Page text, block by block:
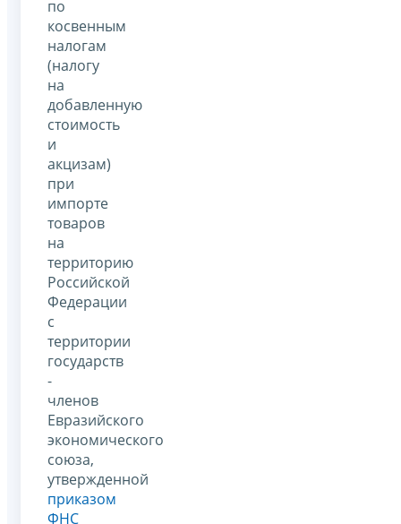
по
косвенным
налогам
(налогу
на
добавленную
стоимость
и
акцизам)
при
импорте
товаров
на
территорию
Российской
Федерации
с
территории
государств
-
членов
Евразийского
экономического
союза,
утвержденной
приказом
ФНС